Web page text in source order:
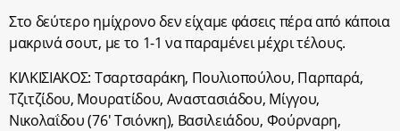
Στο δεύτερο ημίχρονο δεν είχαμε φάσεις πέρα από κάποια
μακρινά σουτ, με το 1-1 να παραμένει μέχρι τέλους.
ΚΙΛΚΙΣΙΑΚΟΣ: Τσαρτσαράκη, Πουλιοπούλου, Παρπαρά,
Τζιτζίδου, Μουρατίδου, Αναστασιάδου, Μίγγου,
Νικολαΐδου (76′ Τσιόνκη), Βασιλειάδου, Φούρναρη,